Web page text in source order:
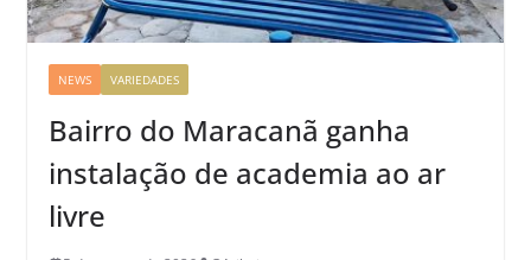
NEWS VARIEDADES
Bairro do Maracanã ganha
instalação de academia ao ar
livre